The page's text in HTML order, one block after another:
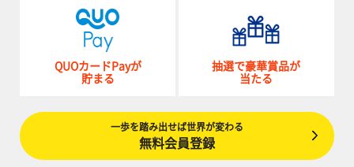
QUOカードPayが
貯まる
抽選で豪華賞品が
当たる
一歩を踏み出せば世界が変わる
無料会員登録